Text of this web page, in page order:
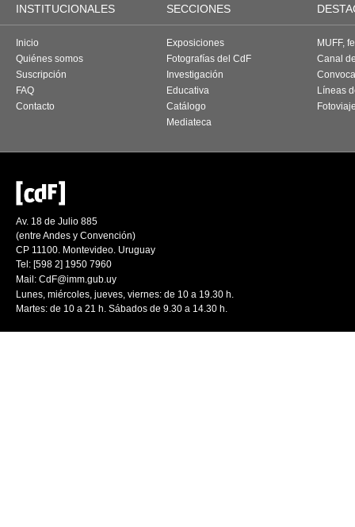
INSTITUCIONALES SECCIONES
Inicio
Quiénes somos
Suscripción
FAQ
Contacto
Exposiciones
Fotografías del CdF
Investigación
Educativa
Catálogo
Mediateca
MUFF,
Canal
Líneas
Av. 18 de Julio 885
(entre Andes y Convención)
CP 11100. Montevideo. Uruguay
Tel: [598 2] 1950 7960
Mail: CdF@imm.gub.uy
Lunes, miércoles, jueves, viernes: de 10 a 19.30 h.
Martes: de 10 a 21 h. Sábados de 9.30 a 14.30 h.